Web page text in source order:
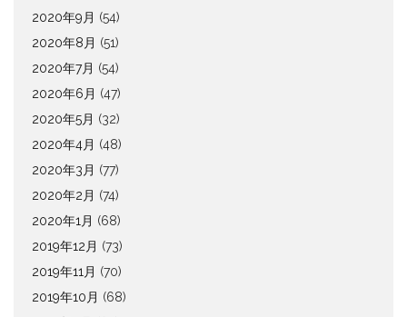
2020年9月 (54)
2020年8月 (51)
2020年7月 (54)
2020年6月 (47)
2020年5月 (32)
2020年4月 (48)
2020年3月 (77)
2020年2月 (74)
2020年1月 (68)
2019年12月 (73)
2019年11月 (70)
2019年10月 (68)